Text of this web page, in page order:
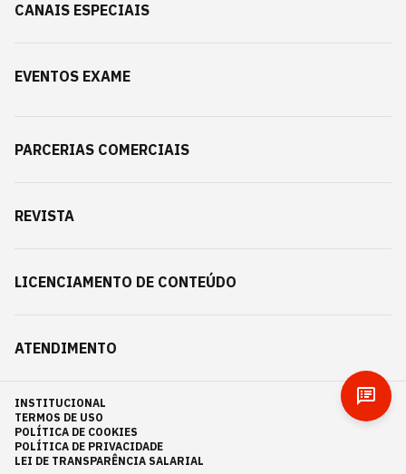
CANAIS ESPECIAIS
EVENTOS EXAME
PARCERIAS COMERCIAIS
REVISTA
LICENCIAMENTO DE CONTEÚDO
ATENDIMENTO
INSTITUCIONAL
TERMOS DE USO
POLÍTICA DE COOKIES
POLÍTICA DE PRIVACIDADE
LEI DE TRANSPARÊNCIA SALARIAL